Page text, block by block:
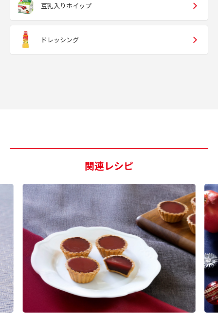
豆乳入りホイップ
ドレッシング
関連レシピ